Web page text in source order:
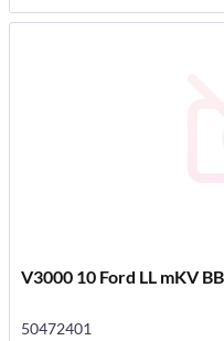
V3000 10 Ford LL mKV BB
50472401